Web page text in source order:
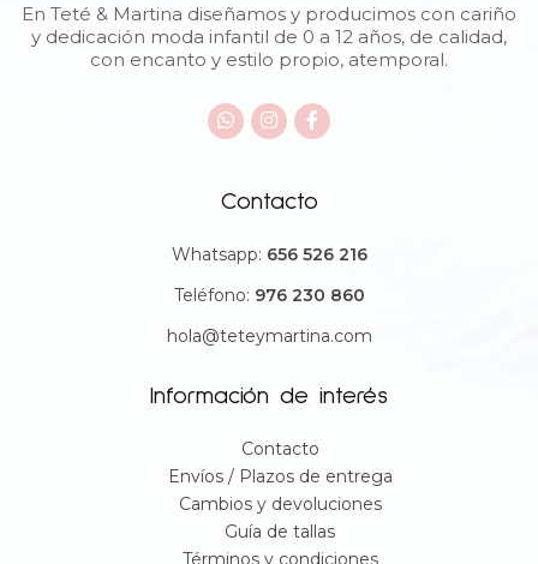
En Teté & Martina diseñamos y producimos con cariño
y dedicación moda infantil de 0 a 12 años, de calidad,
con encanto y estilo propio, atemporal.
Contacto
Whatsapp: 656 526 216
Teléfono: 976 230 860
hola@teteymartina.com
Información de interés
Contacto
Envíos / Plazos de entrega
Cambios y devoluciones
Guía de tallas
Términos y condiciones